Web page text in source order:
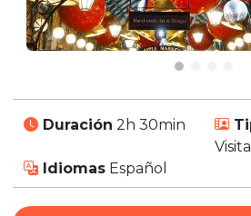
Duración 2h 30min
Idiomas Español